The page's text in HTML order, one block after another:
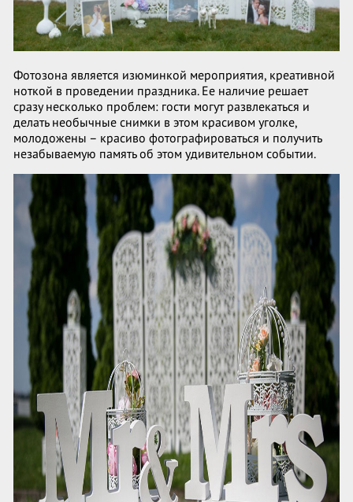
Фотозона является изюминкой мероприятия, креативной
ноткой в проведении праздника. Ее наличие решает
сразу несколько проблем: гости могут развлекаться и
делать необычные снимки в этом красивом уголке,
молодожены – красиво фотографироваться и получить
незабываемую память об этом удивительном событии.